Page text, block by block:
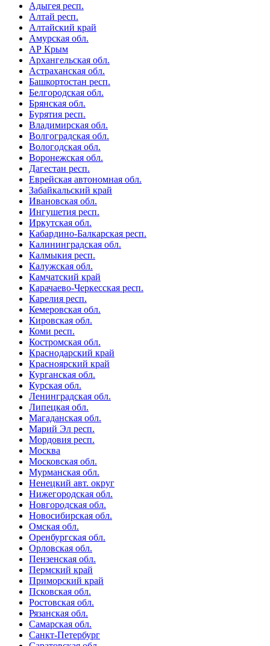
Адыгея респ.
Алтай респ.
Алтайский край
Амурская обл.
АР Крым
Архангельская обл.
Астраханская обл.
Башкортостан респ.
Белгородская обл.
Брянская обл.
Бурятия респ.
Владимирская обл.
Волгоградская обл.
Вологодская обл.
Воронежская обл.
Дагестан респ.
Еврейская автономная обл.
Забайкальский край
Ивановская обл.
Ингушетия респ.
Иркутская обл.
Кабардино-Балкарская респ.
Калининградская обл.
Калмыкия респ.
Калужская обл.
Камчатский край
Карачаево-Черкесская респ.
Карелия респ.
Кемеровская обл.
Кировская обл.
Коми респ.
Костромская обл.
Краснодарский край
Красноярский край
Курганская обл.
Курская обл.
Ленинградская обл.
Липецкая обл.
Магаданская обл.
Марий Эл респ.
Мордовия респ.
Москва
Московская обл.
Мурманская обл.
Ненецкий авт. округ
Нижегородская обл.
Новгородская обл.
Новосибирская обл.
Омская обл.
Оренбургская обл.
Орловская обл.
Пензенская обл.
Пермский край
Приморский край
Псковская обл.
Ростовская обл.
Рязанская обл.
Самарская обл.
Санкт-Петербург